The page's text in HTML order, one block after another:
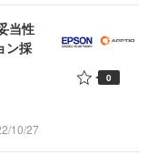
当性
ン採
10/27
0